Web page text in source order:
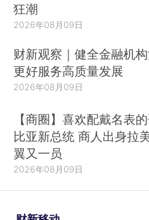
狂潮
2026年08月09日
财新观察｜健全金融机
更好服务高质量发展
2026年08月09日
【商圈】喜欢配戴名表
比亚新总统 商人出身拉
翼又一员
2026年08月09日